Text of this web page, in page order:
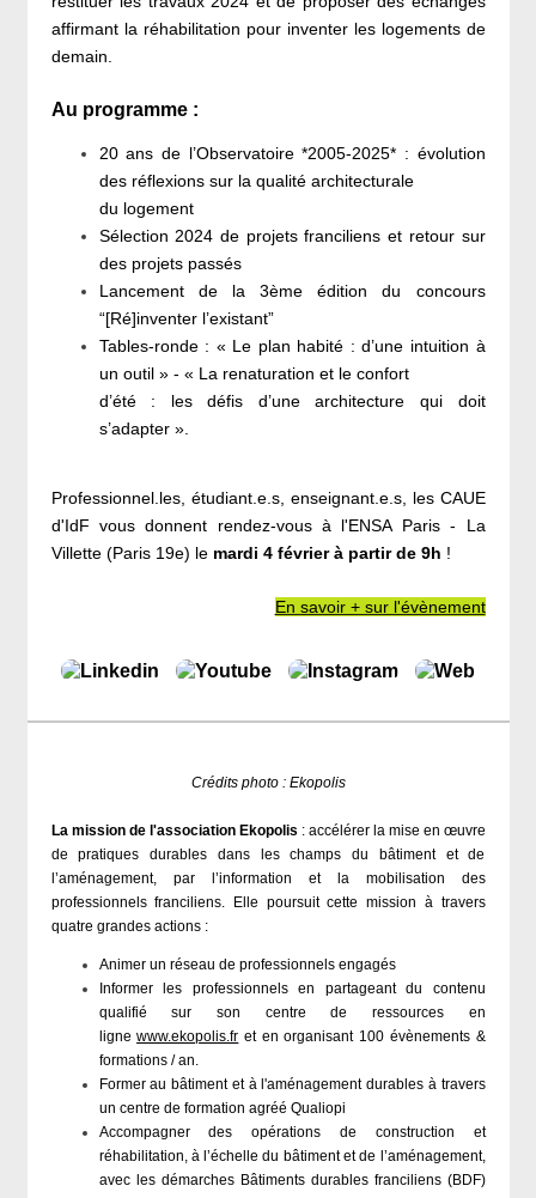
affirmant la réhabilitation pour inventer les logements de
demain.
Au programme :
20 ans de l’Observatoire *2005-2025* : évolution
des réflexions sur la qualité architecturale
du logement
Sélection 2024 de projets franciliens et retour sur
des projets passés
Lancement de la 3ème édition du concours
“[Ré]inventer l’existant”
Tables-ronde : « Le plan habité : d’une intuition à
un outil » - « La renaturation et le confort
d’été : les défis d’une architecture qui doit
s’adapter ».
Professionnel.les, étudiant.e.s, enseignant.e.s, les CAUE
d'IdF vous donnent rendez-vous à l'ENSA Paris - La
Villette (Paris 19e) le mardi 4 février à partir de 9h !
En savoir + sur l'évènement
Crédits photo : Ekopolis​​​​
La mission de l'association Ekopolis : accélérer la mise en œuvre
de pratiques durables dans les champs du bâtiment et de
l’aménagement, par l’information et la mobilisation des
professionnels franciliens. Elle poursuit cette mission à travers
quatre grandes actions :
Animer un réseau de professionnels engagés
Informer les professionnels en partageant du contenu
qualifié sur son centre de ressources en
lignewww.ekopolis.fr et en organisant 100 évènements &
formations / an.
Former au bâtiment et à l'aménagement durables à travers
un centre de formation agréé Qualiopi
Accompagner des opérations de construction et
réhabilitation, à l’échelle du bâtiment et de l’aménagement,
avec les démarches Bâtiments durables franciliens (BDF)